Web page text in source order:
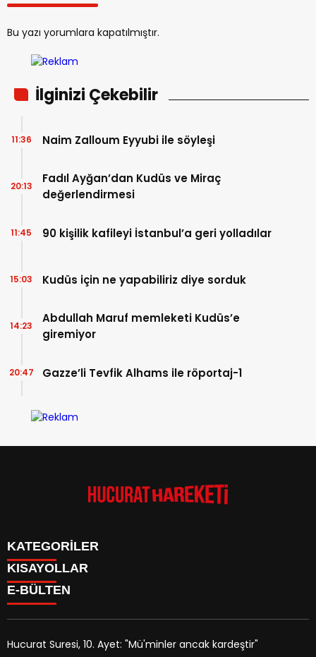
Bu yazı yorumlara kapatılmıştır.
İlginizi Çekebilir
Naim Zalloum Eyyubi ile söyleşi
11:36
Fadıl Ayğan’dan Kudüs ve Miraç
değerlendirmesi
20:13
90 kişilik kafileyi İstanbul’a geri yolladılar
11:45
Kudüs için ne yapabiliriz diye sorduk
15:03
Abdullah Maruf memleketi Kudüs’e
giremiyor
14:23
Gazze’li Tevfik Alhams ile röportaj-1
20:47
KATEGORİLER
Anasayfa
Kudüs Çocuk Atölyesi
Röportaj
KISAYOLLAR
HAKKIMIZDA
İLETİŞİM
E-BÜLTEN
Hucurat Suresi, 10. Ayet: "Mü'minler ancak kardeştir"